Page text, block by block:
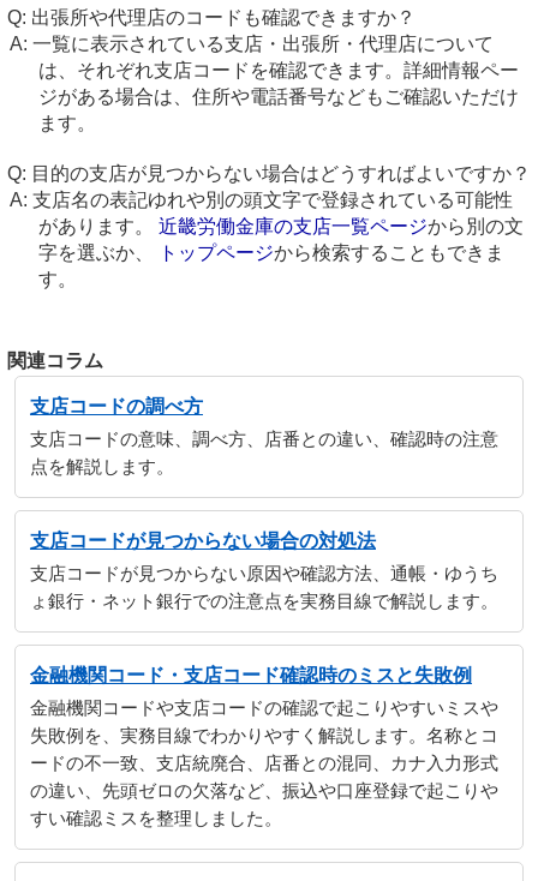
出張所や代理店のコードも確認できますか？
一覧に表示されている支店・出張所・代理店について
は、それぞれ支店コードを確認できます。詳細情報ペー
ジがある場合は、住所や電話番号などもご確認いただけ
ます。
目的の支店が見つからない場合はどうすればよいですか？
支店名の表記ゆれや別の頭文字で登録されている可能性
があります。 近畿労働金庫の支店一覧ページから別の文
字を選ぶか、
トップページから検索することもできま
す。
関連コラム
支店コードの調べ方
支店コードの意味、調べ方、店番との違い、確認時の注意
点を解説します。
支店コードが見つからない場合の対処法
支店コードが見つからない原因や確認方法、通帳・ゆうち
ょ銀行・ネット銀行での注意点を実務目線で解説します。
金融機関コード・支店コード確認時のミスと失敗例
金融機関コードや支店コードの確認で起こりやすいミスや
失敗例を、実務目線でわかりやすく解説します。名称とコ
ードの不一致、支店統廃合、店番との混同、カナ入力形式
の違い、先頭ゼロの欠落など、振込や口座登録で起こりや
すい確認ミスを整理しました。